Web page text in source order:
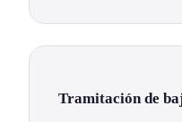
Tramitación de